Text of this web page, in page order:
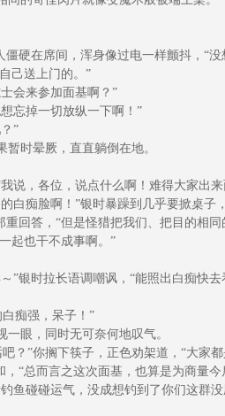
硬在席间，浑身像过电一样颤抖，“没
己送上门的。”
会来参加面基啊？”
忘掉一切放纵一下啊！”
”
时晕厥，直直躺倒在地。
说，各位，说点什么啊！难得大家出
痴脸啊！”银时暴躁到几乎要掀桌子
回答，“但是怪猎把我们、把目的相
起也干不成事啊。”
银时拉长语调嘲讽，“能照出白痴快去
痴强，呆子！”
眼，同时无可奈何地叹气。
？”你搁下筷子，正色劝架道，“大家
“总而言之这次面基，也算是为商量
碰碰运气，没成想钓到了你们这群